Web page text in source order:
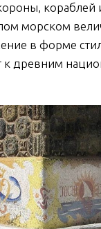
кораблей
морском
в форме
к древним